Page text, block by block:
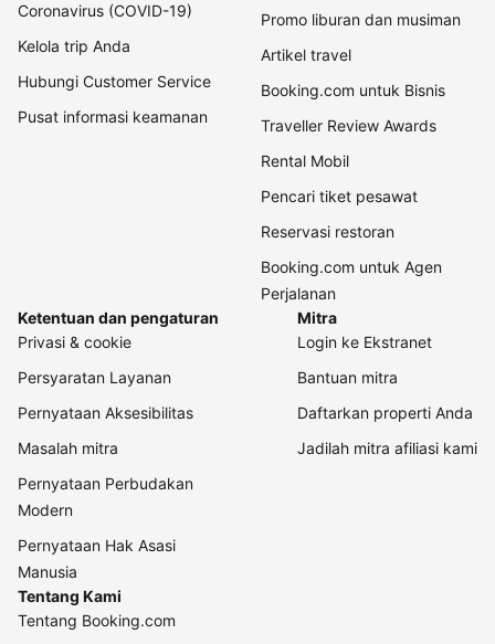
Coronavirus (COVID-19)
Kelola trip Anda
Hubungi Customer Service
Pusat informasi keamanan
Promo liburan dan musiman
Artikel travel
Booking.com untuk Bisnis
Traveller Review Awards
Rental Mobil
Pencari tiket pesawat
Reservasi restoran
Booking.com untuk Agen
Perjalanan
Ketentuan dan pengaturan
Privasi & cookie
Persyaratan Layanan
Pernyataan Aksesibilitas
Masalah mitra
Pernyataan Perbudakan
Modern
Pernyataan Hak Asasi
Manusia
Mitra
Login ke Ekstranet
Bantuan mitra
Daftarkan properti Anda
Jadilah mitra afiliasi kami
Tentang Kami
Tentang Booking.com